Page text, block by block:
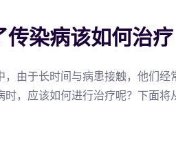
传染病该如何治疗
由于长时间与病患接触，他们
，应该如何进行治疗呢？下面